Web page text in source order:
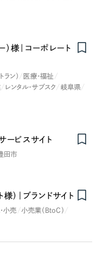
様｜コーポレート
ラン）
医療・福祉
レンタル・サブスク
岐阜県
ービスサイト
田市
）｜ブランドサイト
小売
小売業（BtoC）